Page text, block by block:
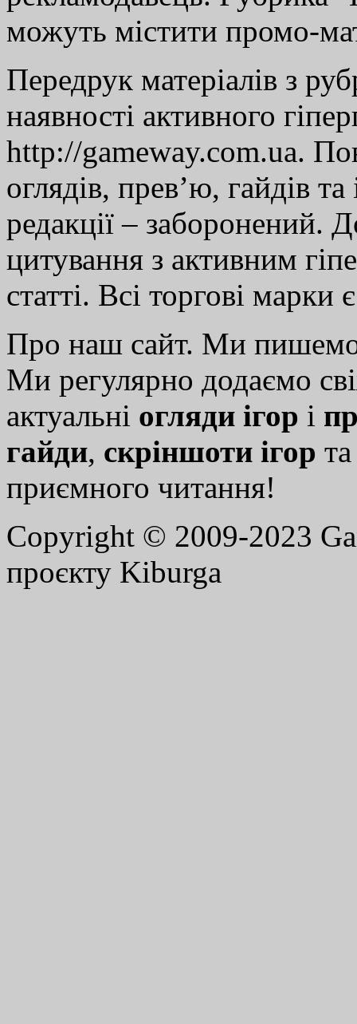
можуть містити промо-
Передрук матеріалів з
наявності активного
http://gameway.com.ua.
оглядів, прев’ю, гайдів
редакції – заборонений.
цитування з активним
статті. Всі торгові марки
Про наш сайт. Ми
Ми регулярно додаємо
актуальні огляди ігор і
гайди, скріншоти ігор
приємного читання!
Copyright © 2009-2023
проєкту Kiburga